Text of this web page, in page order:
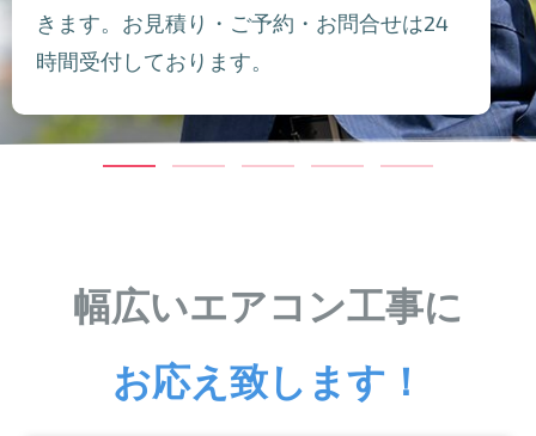
きます。お見積り・ご予約・お問合せは24
時間受付しております。
幅広いエアコン工事に
お応え致します！